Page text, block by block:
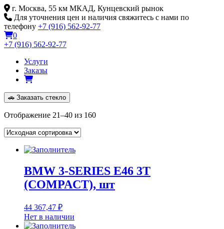
Skip
to
content
г. Москва, 55 км МКАД, Кунцевский рынок
Для уточнения цен и наличия свяжитесь с нами по
телефону +7 (916) 562-92-77
0
+7 (916) 562-92-77
Услуги
Заказы
🚗 Заказать стекло
Отображение 21–40 из 160
BMW 3-SERIES E46 3T
(COMPACT), шт
44 367,47 ₽
Нет в наличии